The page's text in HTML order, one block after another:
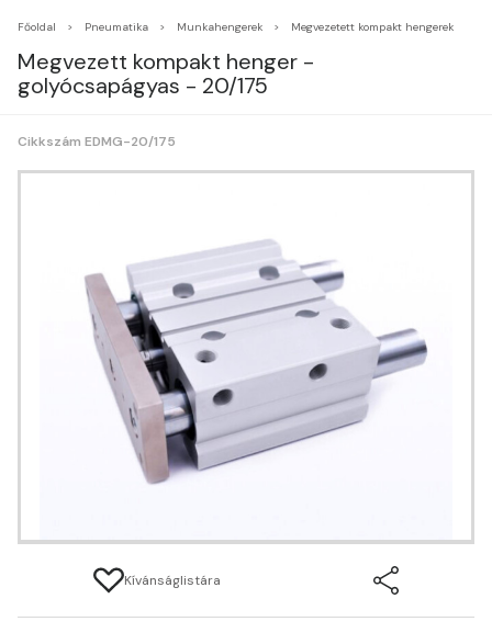
Főoldal Pneumatika Munkahengerek Megvezetett kompakt hengerek
Megvezett kompakt henger -
golyócsapágyas - 20/175
Cikkszám EDMG-20/175
Kívánságlistára